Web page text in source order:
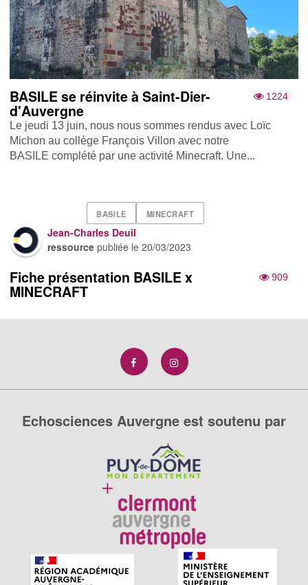
1224
BASILE se réinvite à Saint-Dier-
d'Auvergne
Le jeudi 13 juin, nous nous sommes rendus avec Loïc
Michon au collège François Villon avec notre
BASILE complété par une activité Minecraft. Une...
BASILE MINECRAFT
Jean-Charles Deuil
ressource publiée le20/03/2023
909
Fiche présentation BASILE x
MINECRAFT
Echosciences Auvergne est soutenu par